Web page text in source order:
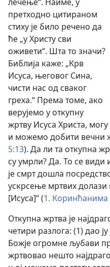
претходно цитираном
стиху је било речено да
ће „у Христу сви
оживети“. Шта то значи?
Библија каже: „Крв
Исуса, његовог Сина,
чисти нас од сваког
греха.“ Према томе, ако
верујемо у откупну
жртву Исуса Христа,
и можемо добити вечни
5:13). Да ли та откупна
су умрли? Да. То се види
је смрт дошла
ускрсење мртвих
[Исуса]“ (1. Коринћанима
Откупна жртва је
четири разлога: (1) дао
Божје огромне љубави
жртвовао нешто